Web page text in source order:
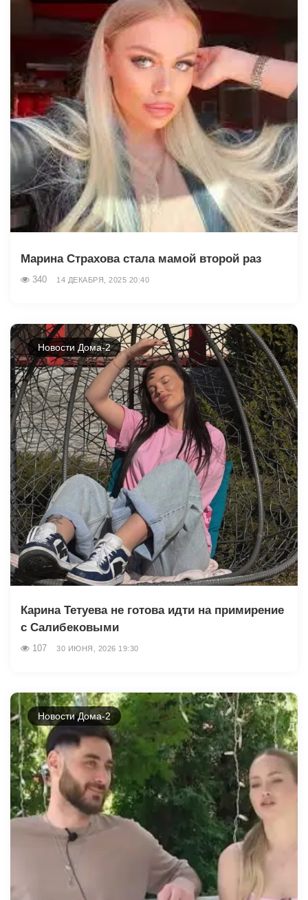
Марина Страхова стала мамой второй раз
340 14 ДЕКАБРЯ, 2025 20:40
Новости Дома-2
Карина Тетуева не готова идти на примирение
с Салибековыми
107 30 ИЮНЯ, 2026 19:30
Новости Дома-2